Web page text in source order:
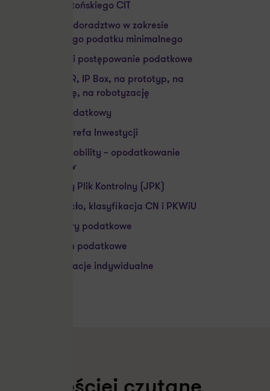
Audyt estońskiego CIT
Pillar 2 – doradztwo w zakresie
globalnego podatku minimalnego
Kontrola i postępowanie podatkowe
Ulga: B+R, IP Box, na prototyp, na
ekspansję, na robotyzację
Audyt podatkowy
Polska Strefa Inwestycji
Global mobility – opodatkowanie
ekspatów
Jednolity Plik Kontrolny (JPK)
Akcyza, cło, klasyfikacja CN i PKWiU
Procedury podatkowe
Szkolenia podatkowe
Interpretacje indywidualne